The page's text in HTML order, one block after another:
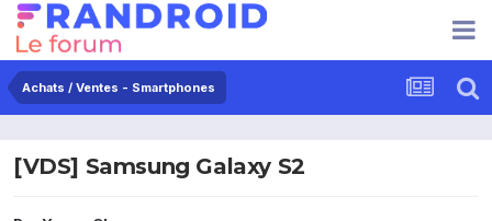
Achats / Ventes - Smartphones
[VDS] Samsung Galaxy S2